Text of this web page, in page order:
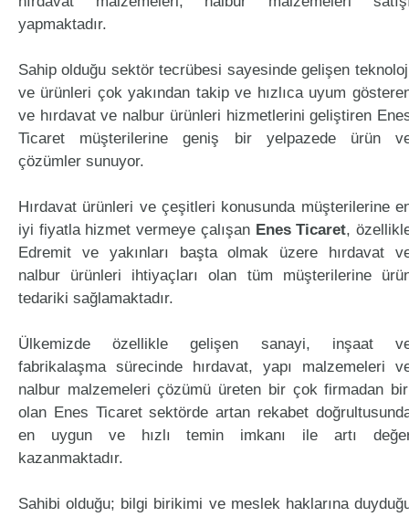
yapmaktadır.
Sahip olduğu sektör tecrübesi sayesinde gelişen
ve ürünleri çok yakından takip ve hızlıca uyum
ve hırdavat ve nalbur ürünleri hizmetlerini geliştiren
Ticaret müşterilerine geniş bir yelpazede ürün
çözümler sunuyor.
Hırdavat ürünleri ve çeşitleri konusunda müşterilerine
iyi fiyatla hizmet vermeye çalışan Enes Ticaret,
Edremit ve yakınları başta olmak üzere hırdavat
nalbur ürünleri ihtiyaçları olan tüm müşterilerine
tedariki sağlamaktadır.
Ülkemizde özellikle gelişen sanayi, inşaat
fabrikalaşma sürecinde hırdavat, yapı malzemeleri
nalbur malzemeleri çözümü üreten bir çok firmadan
olan Enes Ticaret sektörde artan rekabet
en uygun ve hızlı temin imkanı ile artı
kazanmaktadır.
Sahibi olduğu; bilgi birikimi ve meslek haklarına